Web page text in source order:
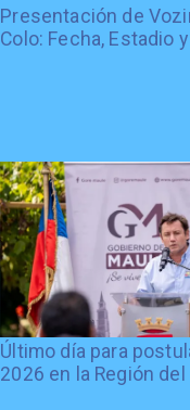
Presentación de
Colo: Fecha, Estadio
Último día para
2026 en la Región del